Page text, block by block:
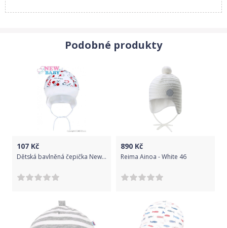
Podobné produkty
107 Kč
Dětská bavlněná čepička New Baby Beruška, Bílá, 68 (4-6m)
890 Kč
Reima Ainoa - White 46